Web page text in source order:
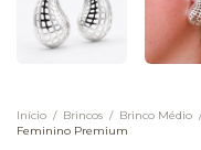
Início / Brincos / Brinco Médio /
Feminino Premium